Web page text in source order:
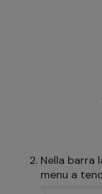
Nella barra
menu a